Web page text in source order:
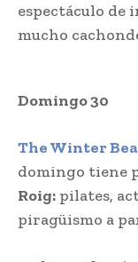
espectáculo de
mucho
Domingo 30
The Winter
domingo tiene
Roig: pilates,
piragüismo a